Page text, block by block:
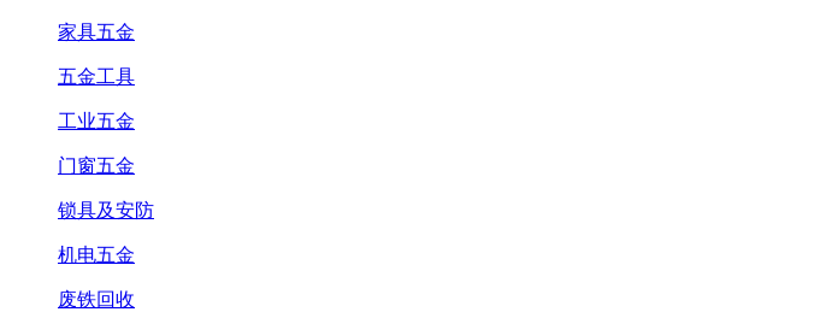
家具五金
五金工具
工业五金
门窗五金
锁具及安防
机电五金
废铁回收